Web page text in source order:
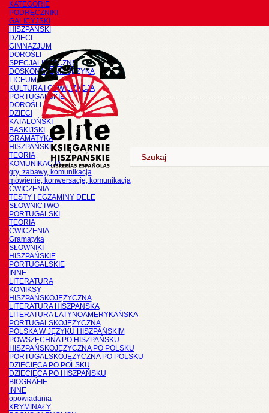
KATEGORIE
PODRĘCZNIKI
GALICYJSKI
HISZPAŃSKI
DZIECI
GIMNAZJUM
DOROŚLI
SPECJALISTYCZNE
DOSKONALENIE JĘZYKA
LICEUM
KULTURA I CYWILIZACJA
PORTUGALSKIE
DOROŚLI
DZIECI
KATALOŃSKI
BASKIJSKI
GRAMATYKA
HISZPAŃSKI
TEORIA
KOMUNIKACJA
gry, zabawy, komunikacja
mówienie, konwersacje, komunikacja
ĆWICZENIA
TESTY I EGZAMINY DELE
SŁOWNICTWO
PORTUGALSKI
TEORIA
ĆWICZENIA
Gramatyka
SŁOWNIKI
HISZPAŃSKIE
PORTUGALSKIE
INNE
LITERATURA
KOMIKSY
HISZPAŃSKOJĘZYCZNA
LITERATURA HISZPANSKA
LITERATURA LATYNOAMERYKAŃSKA
PORTUGALSKOJĘZYCZNA
POLSKA W JĘZYKU HISZPAŃSKIM
POWSZECHNA PO HISZPAŃSKU
HISZPAŃSKOJĘZYCZNA PO POLSKU
PORTUGALSKOJĘZYCZNA PO POLSKU
DZIECIĘCA PO POLSKU
DZIECIĘCA PO HISZPAŃSKU
BIOGRAFIE
INNE
opowiadania
KRYMINAŁY